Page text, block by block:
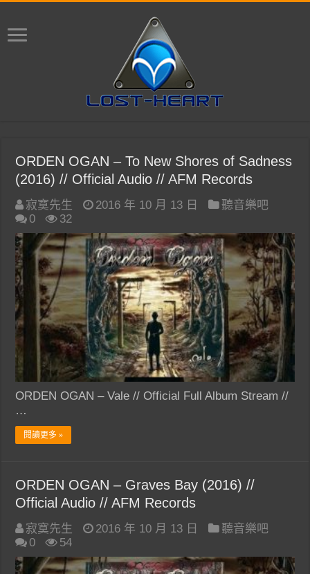
ORDEN OGAN – To New Shores of Sadness
(2016) // Official Audio // AFM Records
寂寞先生 2016 年 10 月 13 日
聽音樂吧
0
32
ORDEN OGAN – Vale // Official Full Album Stream //
…
閱讀更多 »
ORDEN OGAN – Graves Bay (2016) //
Official Audio // AFM Records
寂寞先生 2016 年 10 月 13 日
聽音樂吧
0
54